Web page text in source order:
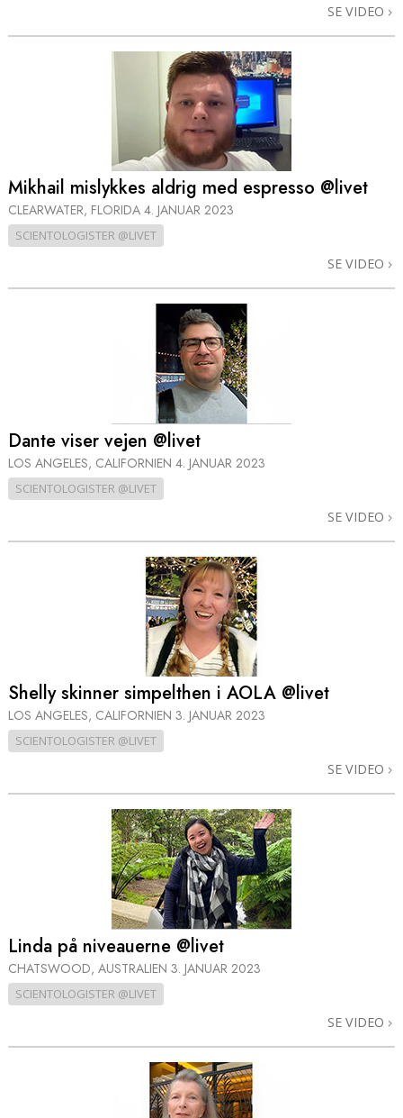
SE VIDEO
Mikhail mislykkes aldrig med espresso @livet
CLEARWATER, FLORIDA 4. JANUAR 2023
SCIENTOLOGISTER @LIVET
SE VIDEO
Dante viser vejen @livet
LOS ANGELES, CALIFORNIEN 4. JANUAR 2023
SCIENTOLOGISTER @LIVET
SE VIDEO
Shelly skinner simpelthen i AOLA @livet
LOS ANGELES, CALIFORNIEN 3. JANUAR 2023
SCIENTOLOGISTER @LIVET
SE VIDEO
Linda på niveauerne @livet
CHATSWOOD, AUSTRALIEN 3. JANUAR 2023
SCIENTOLOGISTER @LIVET
SE VIDEO